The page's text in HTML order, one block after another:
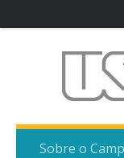
Sobre o